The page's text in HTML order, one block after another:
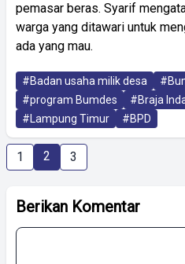
pemasar beras. Syarif
warga yang ditawari untuk
ada yang mau.
#Badan usaha milik desa
#program Bumdes
#Braja
#Lampung Timur
#BPD
1 2 3
Berikan Komentar